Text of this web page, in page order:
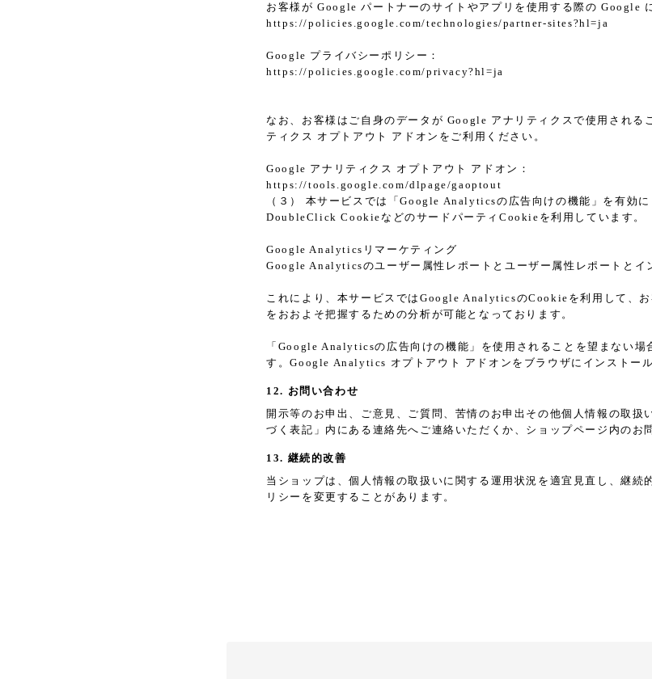
お客様が Google パートナーのサイトやアプリを使用する際の Google
https://policies.google.com/technologies/partner-sites?hl=ja
Google プライバシーポリシー：
https://policies.google.com/privacy?hl=ja
なお、お客様はご自身のデータが Google アナリティクスで使用され
ティクス オプトアウト アドオンをご利用ください。
Google アナリティクス オプトアウト アドオン：
https://tools.google.com/dlpage/gaoptout
（３） 本サービスでは「Google Analyticsの広告向けの機能」を有効
DoubleClick CookieなどのサードパーティCookieを利用しています。
Google Analyticsリマーケティング
Google Analyticsのユーザー属性レポートとユーザー属性レポートとイ
これにより、本サービスではGoogle AnalyticsのCookieを利用して、
をおおよそ把握するための分析が可能となっております。
「Google Analyticsの広告向けの機能」を使用されることを望まない
す。Google Analytics オプトアウト アドオンをブラウザにインストー
12. お問い合わせ
開示等のお申出、ご意見、ご質問、苦情のお申出その他個人情報の取
づく表記」内にある連絡先へご連絡いただくか、ショップページ内のお
13. 継続的改善
当ショップは、個人情報の取扱いに関する運用状況を適宜見直し、継
リシーを変更することがあります。